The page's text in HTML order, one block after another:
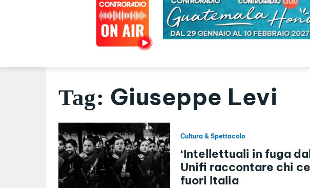
Tag: Giuseppe Levi
Cultura & Spettacolo
‘Intellettuali in fuga
Unifi raccontare chi
fuori Italia